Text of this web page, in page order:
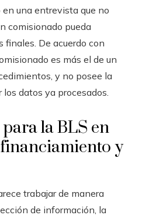
una entrevista que no
comisionado pueda
finales. De acuerdo con
es más el de un
y no posee la
datos ya procesados.
la BLS en
y
trabajar de manera
de información, la